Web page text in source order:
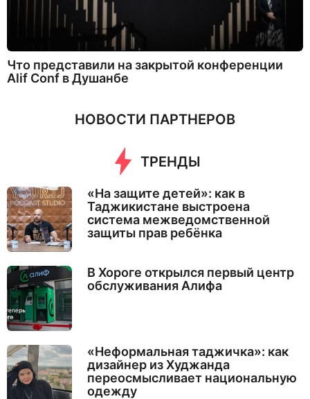
Что представили на закрытой конференции
Alif Conf в Душанбе
НОВОСТИ ПАРТНЕРОВ
ТРЕНДЫ
«На защите детей»: как в
Таджикистане выстроена
система межведомственной
защиты прав ребёнка
В Хороге открылся первый центр
обслуживания Алифа
«Неформальная таджичка»: как
дизайнер из Худжанда
переосмысливает национальную
одежду